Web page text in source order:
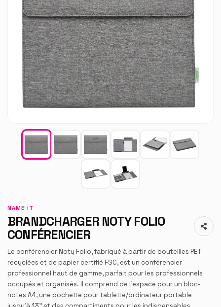
NAME IT
BRANDCHARGER NOTY FOLIO
CONFÉRENCIER
Le conférencier Noty Folio, fabriqué à partir de bouteilles PET
recyclées et de papier certifié FSC, est un conférencier
professionnel haut de gamme, parfait pour les professionnels
occupés et organisés. Il comprend de l'espace pour un bloc-
notes A4, une pochette pour tablette/ordinateur portable